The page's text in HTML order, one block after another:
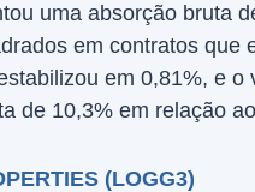
uma absorção bruta
em contratos que
em 0,81%, e o
de 10,3% em relação
(LOGG3)